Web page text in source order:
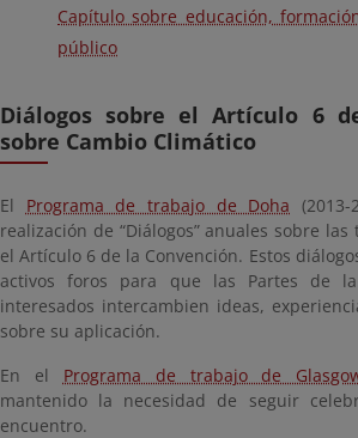
Capítulo sobre educación,
público
Diálogos sobre el Artículo 6
sobre Cambio Climático
El Programa de trabajo de Doha
realización de “Diálogos” anuales sobre
el Artículo 6 de la Convención. Estos
activos foros para que las Partes de
interesados intercambien ideas,
sobre su aplicación.
En el Programa de trabajo de
mantenido la necesidad de seguir
encuentro.